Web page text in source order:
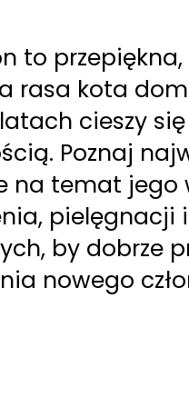
to przepiękna,
rasa kota
cieszy się
Poznaj
na temat jego
pielęgnacji
by dobrze
nowego